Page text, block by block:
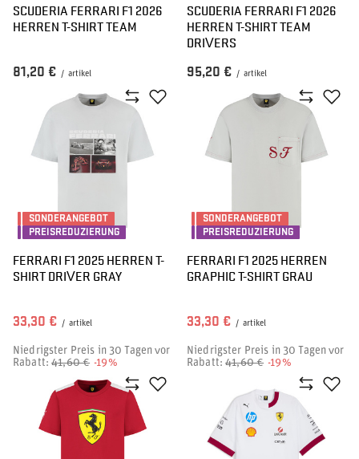
SCUDERIA FERRARI F1 2026
HERREN T-SHIRT TEAM
81,20 € / artikel
SCUDERIA FERRARI F1 2026
HERREN T-SHIRT TEAM
DRIVERS
95,20 € / artikel
SONDERANGEBOT
PREISREDUZIERUNG
FERRARI F1 2025 HERREN T-
SHIRT DRIVER GRAY
33,30 € / artikel
Niedrigster Preis in 30 Tagen vor
Rabatt:41,60 € -19%
SONDERANGEBOT
PREISREDUZIERUNG
FERRARI F1 2025 HERREN
GRAPHIC T-SHIRT GRAU
33,30 € / artikel
Niedrigster Preis in 30 Tagen vor
Rabatt:41,60 € -19%